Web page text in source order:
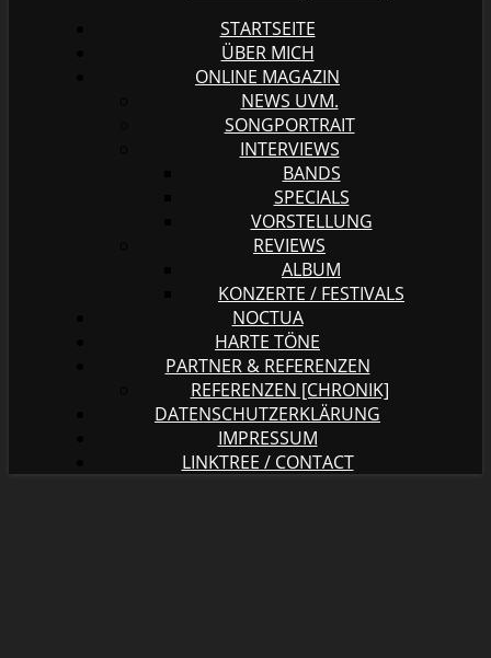
STARTSEITE
ÜBER MICH
ONLINE MAGAZIN
NEWS UVM.
SONGPORTRAIT
INTERVIEWS
BANDS
SPECIALS
VORSTELLUNG
REVIEWS
ALBUM
KONZERTE / FESTIVALS
NOCTUA
HARTE TÖNE
PARTNER & REFERENZEN
REFERENZEN [CHRONIK]
DATENSCHUTZERKLÄRUNG
IMPRESSUM
LINKTREE / CONTACT